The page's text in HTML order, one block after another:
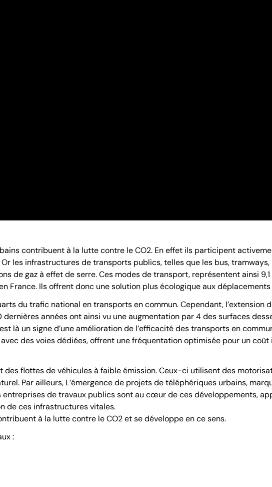
contribuent à la lutte contre le CO2. En effet ils participent
les infrastructures de transports publics, telles que les bus, tramways,
de gaz à effet de serre. Ces modes de transport, représentent ainsi 9,1
France. Ils offrent donc une solution plus écologique aux
du trafic national en transports en commun. Cependant, l’extension
années ont ainsi vu une augmentation par 4 des surfaces
là un signe d’une amélioration de l’efficacité des transports en
des voies dédiées, offrent une fréquentation optimisée pour un coût
des flottes de véhicules à faible émission. Ceux-ci utilisent des
Par ailleurs, L’émergence de projets de téléphériques urbains,
entreprises de travaux publics sont au cœur de ces développements,
de ces infrastructures vitales.
à la lutte contre le CO2 et se développe en ce sens.
: